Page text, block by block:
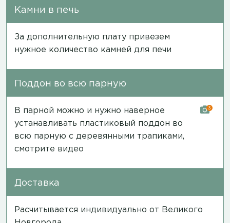
Камни в печь
За дополнительную плату привезем
нужное количество камней для печи
Поддон во всю парную
В парной можно и нужно наверное
устанавливать пластиковый поддон во
всю парную с деревянными трапиками,
смотрите видео
3
Доставка
Расчитывается индивидуально от Великого